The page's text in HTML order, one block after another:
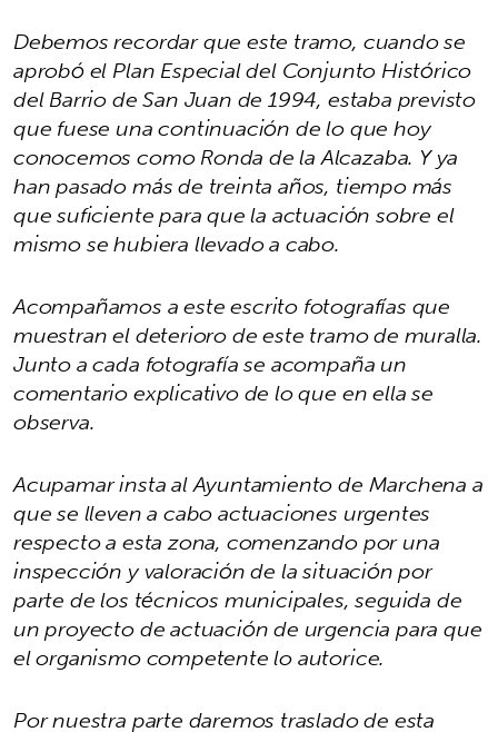
Debemos recordar que este tramo, cuando se
aprobó el Plan Especial del Conjunto Histórico
del Barrio de San Juan de 1994, estaba previsto
que fuese una continuación de lo que hoy
conocemos como Ronda de la Alcazaba. Y ya
han pasado más de treinta años, tiempo más
que suficiente para que la actuación sobre el
mismo se hubiera llevado a cabo.
Acompañamos a este escrito fotografías que
muestran el deterioro de este tramo de muralla.
Junto a cada fotografía se acompaña un
comentario explicativo de lo que en ella se
observa.
Acupamar insta al Ayuntamiento de Marchena a
que se lleven a cabo actuaciones urgentes
respecto a esta zona, comenzando por una
inspección y valoración de la situación por
parte de los técnicos municipales, seguida de
un proyecto de actuación de urgencia para que
el organismo competente lo autorice.
Por nuestra parte daremos traslado de esta